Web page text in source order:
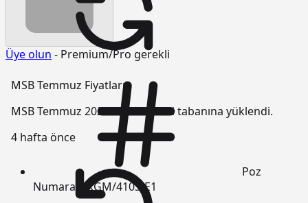
MSB Temmuz Fiyatları
MSB Temmuz 2026 Fiyatları veri tabanına yüklendi.
4 hafta önce
Üye olun - Premium/Pro gerekli
Poz
Numarası
KGM/4103-E1